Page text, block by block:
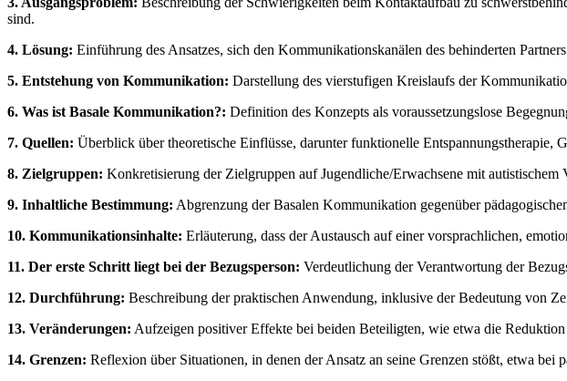
sind.
4. Lösung: Einführung des Ansatzes, sich den Kommunikationskanälen des behinderten
5. Entstehung von Kommunikation: Darstellung des vierstufigen Kreislaufs der
6. Was ist Basale Kommunikation?: Definition des Konzepts als voraussetzungslose
7. Quellen: Überblick über theoretische Einflüsse, darunter funktionelle Entspannungstherapie,
8. Zielgruppen: Konkretisierung der Zielgruppen auf Jugendliche/Erwachsene mit
9. Inhaltliche Bestimmung: Abgrenzung der Basalen Kommunikation gegenüber
10. Kommunikationsinhalte: Erläuterung, dass der Austausch auf einer vorsprachlichen,
11. Der erste Schritt liegt bei der Bezugsperson: Verdeutlichung der Verantwortung der
12. Durchführung: Beschreibung der praktischen Anwendung, inklusive der Bedeutung von
13. Veränderungen: Aufzeigen positiver Effekte bei beiden Beteiligten, wie etwa die
14. Grenzen: Reflexion über Situationen, in denen der Ansatz an seine Grenzen stößt, etwa